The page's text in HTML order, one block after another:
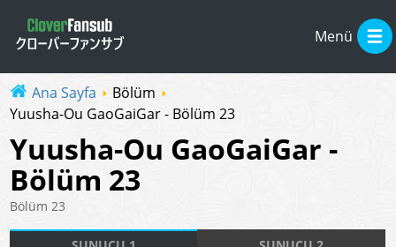
Menü
Ana Sayfa
Bölüm
Yuusha-Ou GaoGaiGar - Bölüm 23
Yuusha-Ou GaoGaiGar -
Bölüm 23
Bölüm 23